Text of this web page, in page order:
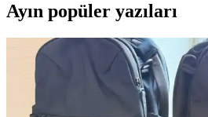
Ayın popüler yazıları